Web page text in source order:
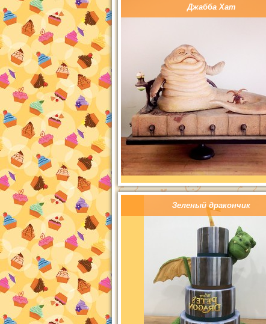
Джабба Хат
Зеленый дракончик